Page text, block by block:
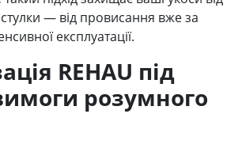
— від провисання вже за
експлуатації.
REHAU під
розумного